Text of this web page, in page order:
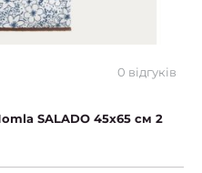
0 відгуків
SALADO 45x65 см 2